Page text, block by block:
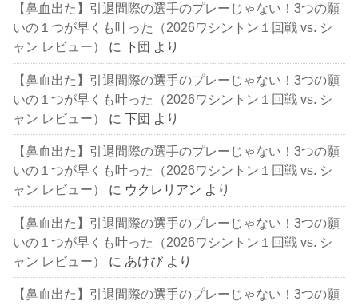
【鼻血出た】引退間際の選手のプレーじゃない！3つの願
いの１つが早くも叶った（2026ワシントン１回戦 vs. シ
ャン レビュー）
に下団 より
【鼻血出た】引退間際の選手のプレーじゃない！3つの願
いの１つが早くも叶った（2026ワシントン１回戦 vs. シ
ャン レビュー）
に下団 より
【鼻血出た】引退間際の選手のプレーじゃない！3つの願
いの１つが早くも叶った（2026ワシントン１回戦 vs. シ
ャン レビュー）
に ウクレリアン より
【鼻血出た】引退間際の選手のプレーじゃない！3つの願
いの１つが早くも叶った（2026ワシントン１回戦 vs. シ
ャン レビュー）
に あけび より
【鼻血出た】引退間際の選手のプレーじゃない！3つの願